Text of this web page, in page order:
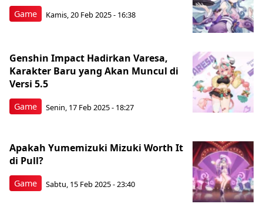
Game Kamis, 20 Feb 2025 - 16:38
Game
Genshin Impact Hadirkan Varesa,
Karakter Baru yang Akan Muncul di
Versi 5.5
Senin, 17 Feb 2025 - 18:27
Game
Apakah Yumemizuki Mizuki Worth It
di Pull?
Sabtu, 15 Feb 2025 - 23:40